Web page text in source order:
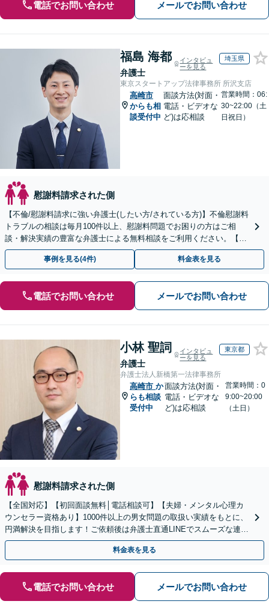
電話でお問い合わせ メールでお問い合わせ
福島 海都
弁護士
インタビュ
ーを見る
埼玉県
東京スタートアップ法律事務所 所沢支店
高崎市
からも相
談受付中
面談方法(対面・
電話・ビデオな
ど)は応相談
営業時間：06:
30~22:00（土
日祝日）
慰謝料請求された側
【不倫/慰謝料請求に強い弁護士(したい方/されている方)】不倫慰謝料
トラブルの相談は毎月100件以上、慰謝料問題でお困りの方はご相
談・解決実績の豊富な弁護士による無料相談をご利用ください。【不
倫相談は初回0円】【全国対応】
事例を見る(4件) 料金表を見る
電話でお問い合わせ メールでお問い合わせ
小林 聖詞
弁護士
インタビュ
ーを見る
東京都
弁護士法人新橋第一法律事務所
高崎市 か
らも相談
受付中
面談方法(対面・
電話・ビデオな
ど)は応相談
営業時間：0
9:00~20:00
（土日）
慰謝料請求された側
【全国対応】【初回面談無料│電話相談可】【夫婦・メンタル心理カ
ウンセラー資格あり】1000件以上の男女問題の取扱い実績をもとに、
円満解決を目指します！ご依頼後は弁護士直通LINEでスムーズな連絡
も可能。セカンドオピニオンのご相談も承ります
料金表を見る
電話でお問い合わせ メールでお問い合わせ